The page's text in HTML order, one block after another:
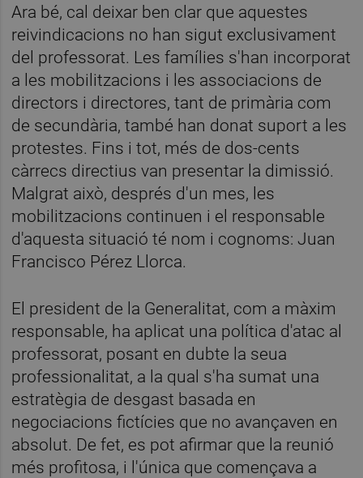
Ara bé, cal deixar ben clar que aquestes
reivindicacions no han sigut exclusivament
del professorat. Les famílies s'han incorporat
a les mobilitzacions i les associacions de
directors i directores, tant de primària com
de secundària, també han donat suport a les
protestes. Fins i tot, més de dos-cents
càrrecs directius van presentar la dimissió.
Malgrat això, després d'un mes, les
mobilitzacions continuen i el responsable
d'aquesta situació té nom i cognoms: Juan
Francisco Pérez Llorca.
El president de la Generalitat, com a màxim
responsable, ha aplicat una política d'atac al
professorat, posant en dubte la seua
professionalitat, a la qual s'ha sumat una
estratègia de desgast basada en
negociacions fictícies que no avançaven en
absolut. De fet, es pot afirmar que la reunió
més profitosa, i l'única que començava a